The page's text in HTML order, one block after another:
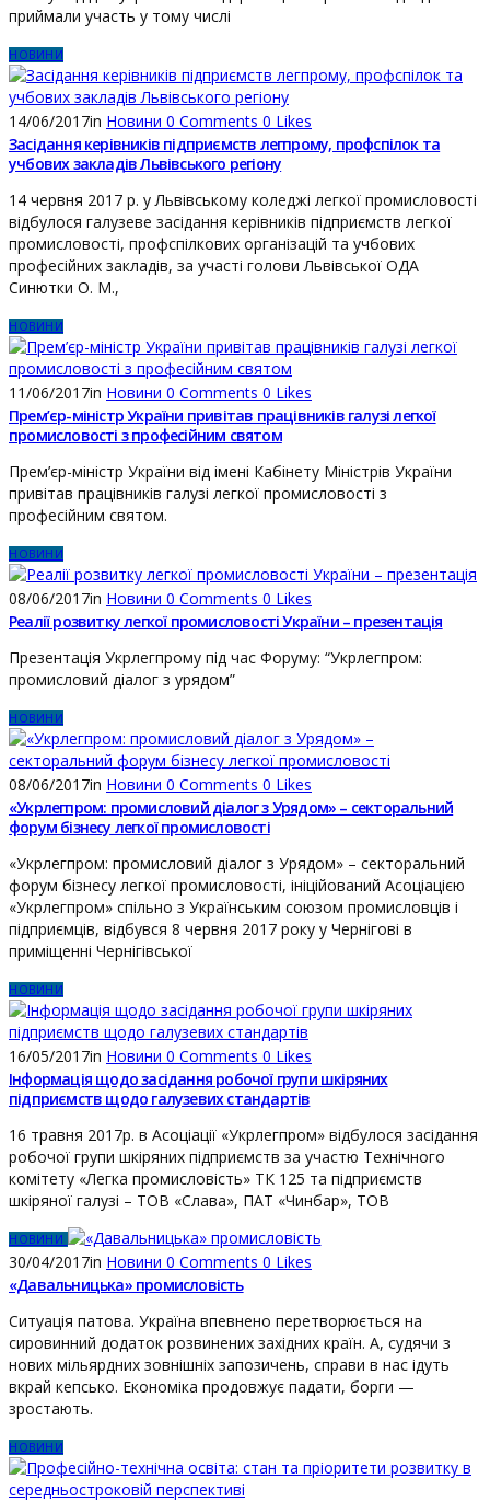
приймали участь у тому числі
НОВИНИ
14/06/2017in Новини 0 Comments 0 Likes
Засідання керівників підприємств легпрому, профспілок та
учбових закладів Львівського регіону
14 червня 2017 р. у Львівському коледжі легкої промисловості
відбулося галузеве засідання керівників підприємств легкої
промисловості, профспілкових організацій та учбових
професійних закладів, за участі голови Львівської ОДА
Синютки О. М.,
НОВИНИ
11/06/2017in Новини 0 Comments 0 Likes
Прем’єр-міністр України привітав працівників галузі легкої
промисловості з професійним святом
Прем’єр-міністр України від імені Кабінету Міністрів України
привітав працівників галузі легкої промисловості з
професійним святом.
НОВИНИ
08/06/2017in Новини 0 Comments 0 Likes
Реалії розвитку легкої промисловості України – презентація
Презентація Укрлегпрому під час Форуму: “Укрлегпром:
промисловий діалог з урядом”
НОВИНИ
08/06/2017in Новини 0 Comments 0 Likes
«Укрлегпром: промисловий діалог з Урядом» – секторальний
форум бізнесу легкої промисловості
«Укрлегпром: промисловий діалог з Урядом» – секторальний
форум бізнесу легкої промисловості, ініційований Асоціацією
«Укрлегпром» спільно з Українським союзом промисловців і
підприємців, відбувся 8 червня 2017 року у Чернігові в
приміщенні Чернігівської
НОВИНИ
16/05/2017in Новини 0 Comments 0 Likes
Інформація щодо засідання робочої групи шкіряних
підприємств щодо галузевих стандартів
16 травня 2017р. в Асоціації «Укрлегпром» відбулося засідання
робочої групи шкіряних підприємств за участю Технічного
комітету «Легка промисловість» ТК 125 та підприємств
шкіряної галузі – ТОВ «Слава», ПАТ «Чинбар», ТОВ
НОВИНИ
30/04/2017in Новини 0 Comments 0 Likes
«Давальницька» промисловість
Ситуація патова. Україна впевнено перетворюється на
сировинний додаток розвинених західних країн. А, судячи з
нових мільярдних зовнішніх запозичень, справи в нас ідуть
вкрай кепсько. Економіка продовжує падати, борги —
зростають.
НОВИНИ